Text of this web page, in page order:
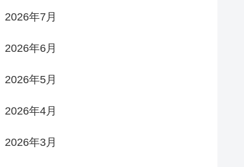
2026年7月
2026年6月
2026年5月
2026年4月
2026年3月